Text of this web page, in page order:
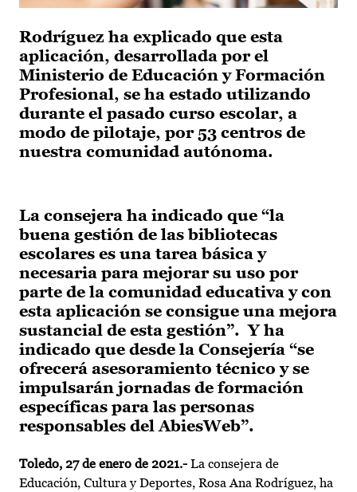
Rodríguez ha explicado que esta
aplicación, desarrollada por el
Ministerio de Educación y Formación
Profesional, se ha estado utilizando
durante el pasado curso escolar, a
modo de pilotaje, por 53 centros de
nuestra comunidad autónoma.
La consejera ha indicado que “la
buena gestión de las bibliotecas
escolares es una tarea básica y
necesaria para mejorar su uso por
parte de la comunidad educativa y con
esta aplicación se consigue una mejora
sustancial de esta gestión”. Y ha
indicado que desde la Consejería “se
ofrecerá asesoramiento técnico y se
impulsarán jornadas de formación
específicas para las personas
responsables del AbiesWeb”.
Toledo, 27 de enero de 2021.- La consejera de
Educación, Cultura y Deportes, Rosa Ana Rodríguez, ha